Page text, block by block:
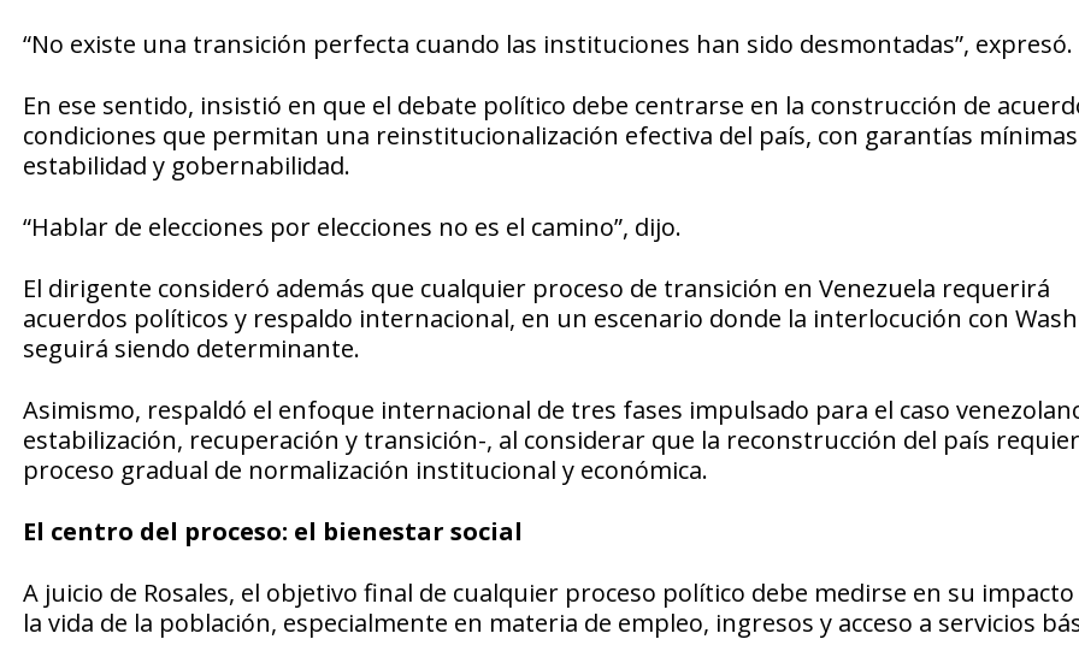
“No existe una transición perfecta cuando las instituciones han sido desmontadas”, expresó.
En ese sentido, insistió en que el debate político debe centrarse en la construcción de
condiciones que permitan una reinstitucionalización efectiva del país, con garantías
estabilidad y gobernabilidad.
“Hablar de elecciones por elecciones no es el camino”, dijo.
El dirigente consideró además que cualquier proceso de transición en Venezuela requerirá
acuerdos políticos y respaldo internacional, en un escenario donde la interlocución con
seguirá siendo determinante.
Asimismo, respaldó el enfoque internacional de tres fases impulsado para el caso
estabilización, recuperación y transición-, al considerar que la reconstrucción del país
proceso gradual de normalización institucional y económica.
El centro del proceso: el bienestar social
A juicio de Rosales, el objetivo final de cualquier proceso político debe medirse en su
la vida de la población, especialmente en materia de empleo, ingresos y acceso a servicios